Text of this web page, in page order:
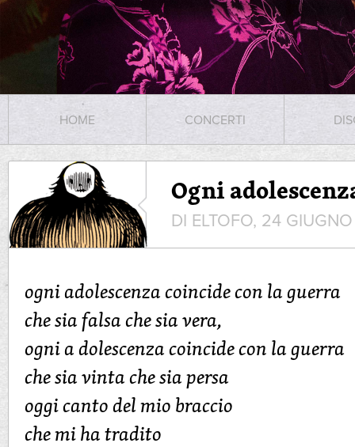
HOME CONCERTI
Ogni
DI ELTOFO, 24
ogni adolescenza coincide con la guerra
che sia falsa che sia vera,
ogni a dolescenza coincide con la guerra
che sia vinta che sia persa
oggi canto del mio braccio
che mi ha tradito